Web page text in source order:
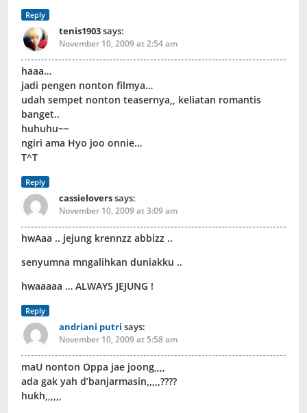
Reply
tenis1903says:
November 10, 2009 at 2:54 am
haaa…
jadi pengen nonton filmya…
udah sempet nonton teasernya,, keliatan romantis
banget..
huhuhu~~
ngiri ama Hyo joo onnie…
T^T
Reply
cassieloverssays:
November 10, 2009 at 3:09 am
hwAaa .. jejung krennzz abbizz ..
senyumna mngalihkan duniakku ..
hwaaaaa … ALWAYS JEJUNG !
Reply
andriani putri says:
November 10, 2009 at 5:58 am
maU nonton Oppa jae joong,,,,
ada gak yah d’banjarmasin,,,,,????
hukh,,,,,,